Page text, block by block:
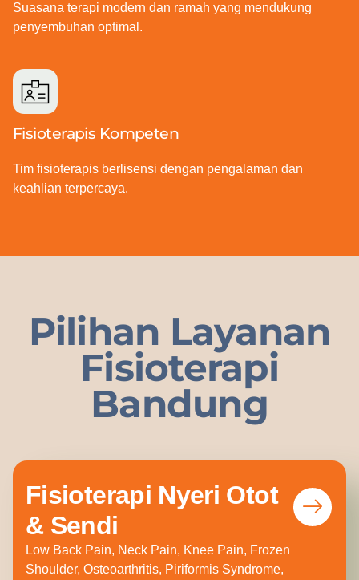
Suasana terapi modern dan ramah yang mendukung
penyembuhan optimal.
Fisioterapis Kompeten
Tim fisioterapis berlisensi dengan pengalaman dan
keahlian terpercaya.
Pilihan Layanan
Fisioterapi
Bandung
Fisioterapi Nyeri Otot
& Sendi
Low Back Pain, Neck Pain, Knee Pain, Frozen
Shoulder, Osteoarthritis, Piriformis Syndrome,